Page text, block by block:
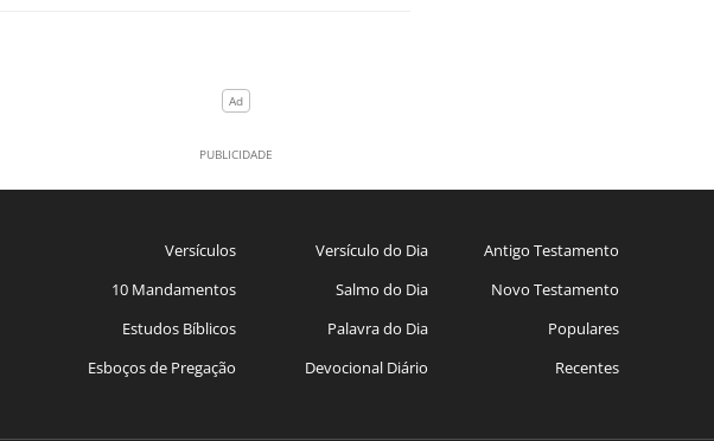
Versículos
10 Mandamentos
Estudos Bíblicos
Esboços de Pregação
Versículo do Dia
Salmo do Dia
Palavra do Dia
Devocional Diário
Antigo Testamento
Novo Testamento
Populares
Recentes